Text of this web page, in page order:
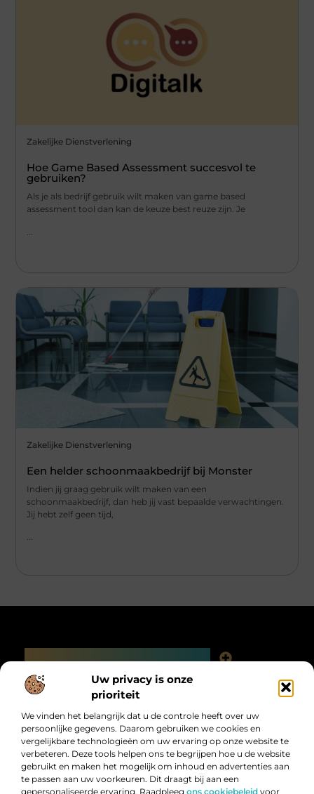
Uw privacy is onze
prioriteit
We vinden het belangrijk dat u de controle heeft over uw
persoonlijke gegevens. Daarom gebruiken we cookies en
vergelijkbare technologieën om uw ervaring op onze website te
verbeteren. Deze tools helpen ons te begrijpen hoe u de website
gebruikt en maken het mogelijk om inhoud en advertenties aan
te passen aan uw voorkeuren. Dit draagt bij aan een
gepersonaliseerde ervaring. Raadpleeg ons cookiebeleid voor
Zakelijke Dienstverlening
Hoe Game Based Assessment succesvol te
gebruiken?
Als je als bedrijf gebruik wilt maken van game based
assessment tool dan kan de keuze best reuze zijn. Je
Zakelijke Dienstverlening
Een helder schoonmaakbedrijf bij Monster
Indien jij graag gebruik wilt maken van een
schoonmaakbedrijf, dan heb jij vast bepaalde verwachtingen.
Jij hebt zelf geen tijd,
...
Bericht categorie